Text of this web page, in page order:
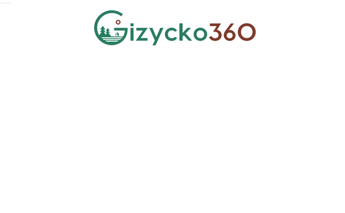
Bałtyk na desce windsurfingowej